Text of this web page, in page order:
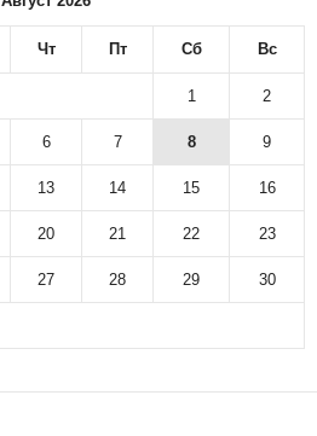
Чт Пт Сб Вс
1 2
6 7 8 9
13 14 15 16
20 21 22 23
27 28 29 30